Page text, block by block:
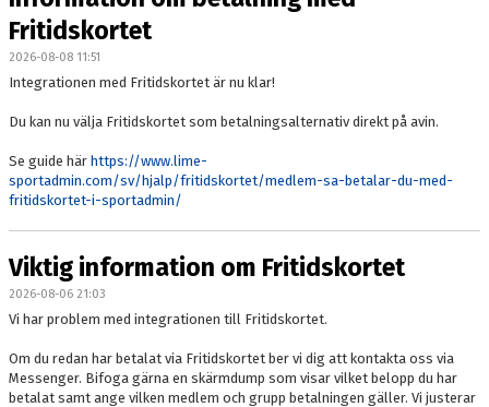
Fritidskortet
2026-08-08 11:51
Integrationen med Fritidskortet är nu klar!
Du kan nu välja Fritidskortet som betalningsalternativ direkt på avin.
Se guide här https://www.lime-
sportadmin.com/sv/hjalp/fritidskortet/medlem-sa-betalar-du-med-
fritidskortet-i-sportadmin/
Viktig information om Fritidskortet
2026-08-06 21:03
Vi har problem med integrationen till Fritidskortet.
Om du redan har betalat via Fritidskortet ber vi dig att kontakta oss via
Messenger. Bifoga gärna en skärmdump som visar vilket belopp du har
betalat samt ange vilken medlem och grupp betalningen gäller. Vi justerar